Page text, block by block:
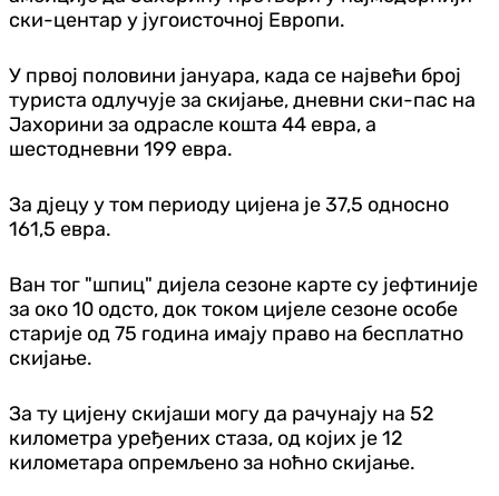
ски-центар у југоисточној Европи.
У првој половини јануара, када се највећи број
туриста одлучује за скијање, дневни ски-пас на
Јахорини за одрасле кошта 44 евра, а
шестодневни 199 евра.
За дјецу у том периоду цијена је 37,5 односно
161,5 евра.
Ван тог "шпиц" дијела сезоне карте су јефтиније
за око 10 одсто, док током цијеле сезоне особе
старије од 75 година имају право на бесплатно
скијање.
За ту цијену скијаши могу да рачунају на 52
километра уређених стаза, од којих је 12
километара опремљено за ноћно скијање.